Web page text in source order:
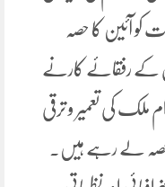
کو آئین کا حصہ
ان کے رفقائے کارنے
ملک کی تعمیر و ترقی
حصہ لے رہے ہیں۔